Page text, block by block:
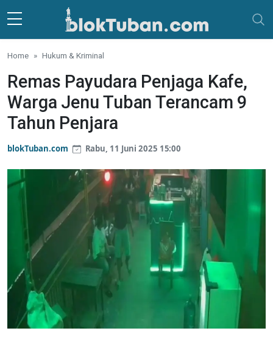
Skip to main content
Home Hukum & Kriminal
Remas Payudara Penjaga Kafe,
Warga Jenu Tuban Terancam 9
Tahun Penjara
blokTuban.com Rabu, 11 Juni 2025 15:00